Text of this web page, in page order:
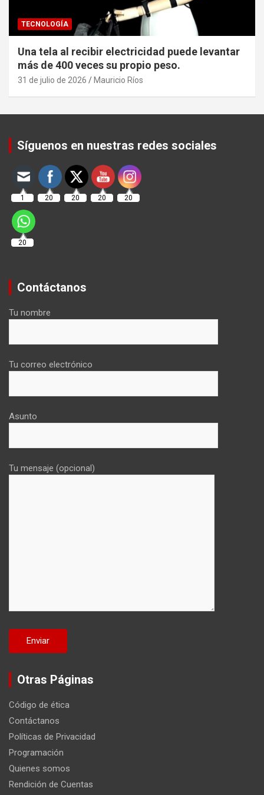
TECNOLOGÍA
Una tela al recibir electricidad puede levantar
más de 400 veces su propio peso.
31 de julio de 2026 Mauricio Ríos
Síguenos en nuestras redes sociales
1 20 20 20 20
20
Contáctanos
Tu nombre
Tu correo electrónico
Asunto
Tu mensaje (opcional)
Otras Páginas
Código de ética
Contáctanos
Políticas de Privacidad
Programación
Quienes somos
Rendición de Cuentas